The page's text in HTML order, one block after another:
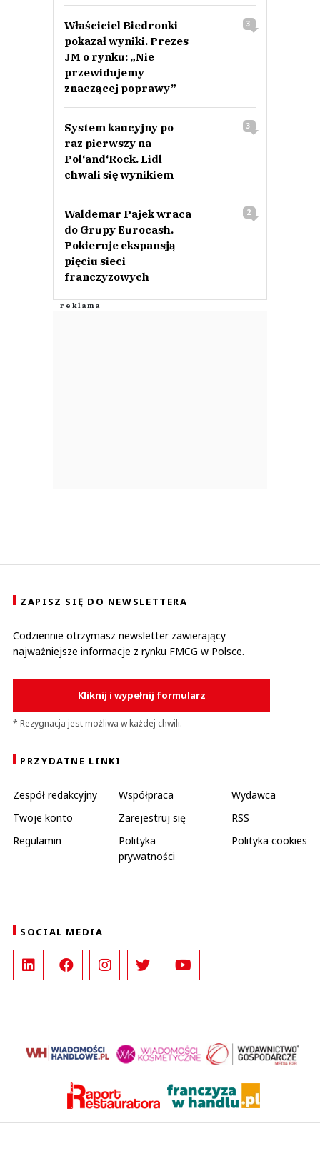
Właściciel Biedronki
pokazał wyniki. Prezes
JM o rynku: „Nie
przewidujemy
znaczącej poprawy”
3
System kaucyjny po
raz pierwszy na
Pol‘and‘Rock. Lidl
chwali się wynikiem
3
Waldemar Pajek wraca
do Grupy Eurocash.
Pokieruje ekspansją
pięciu sieci
franczyzowych
2
ZAPISZ SIĘ DO NEWSLETTERA
Codziennie otrzymasz newsletter zawierający
najważniejsze informacje z rynku FMCG w Polsce.
Kliknij i wypełnij formularz
* Rezygnacja jest możliwa w każdej chwili.
PRZYDATNE LINKI
Zespół redakcyjny Współpraca
Wydawca
Twoje konto
Zarejestruj się
RSS
Regulamin
Polityka
prywatności
Polityka cookies
SOCIAL MEDIA